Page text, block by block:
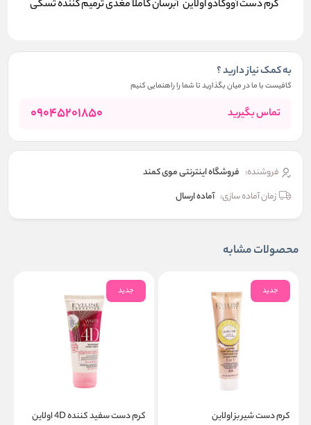
کرم دست آووکادو اولاین آبرسان کاملا مغذی ترمیم کننده تسکی
به کمک نیاز دارید ؟
کافیست با ما در میان بگذارید تا شما را راهنمایی کنیم
تماس بگیرید 09045201850
فروشنده: فروشگاه اینترنتی موی کمند
زمان آماده سازی: آماده ارسال
محصولات مشابه
جدید
کرم دست شیر بز اولاین
جدید
کرم دست سفید کننده 4D اولاین